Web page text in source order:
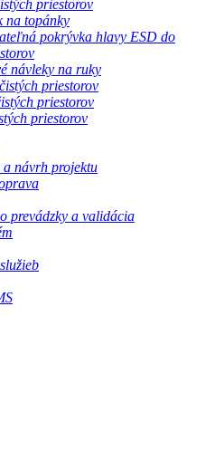
priestorov
na topánky
pokrývka hlavy ESD do
návleky na ruky
priestorov
priestorov
priestorov
a návrh projektu
prevádzky a validácia